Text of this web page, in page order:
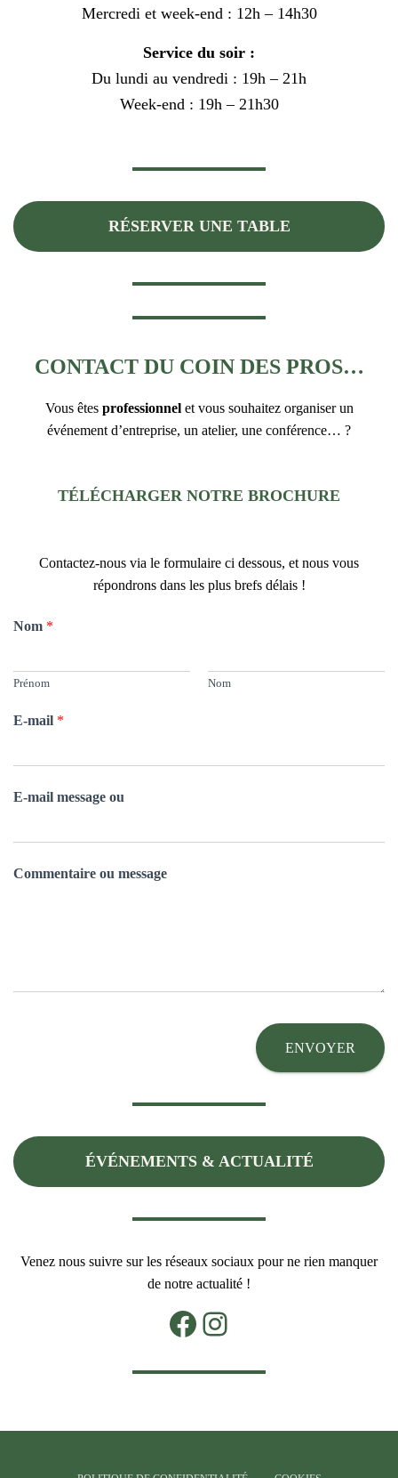
Mercredi et week-end : 12h – 14h30
Service du soir :
Du lundi au vendredi : 19h – 21h
Week-end : 19h – 21h30
RÉSERVER UNE TABLE
CONTACT DU COIN DES PROS…
Vous êtes professionnelet vous souhaitez organiser un
événement d’entreprise, un atelier, une conférence… ?
TÉLÉCHARGER NOTRE BROCHURE
Contactez-nous via le formulaire ci dessous, et nous vous
répondrons dans les plus brefs délais !
Nom *
Prénom Nom
E-mail *
E-mail message ou
Commentaire ou message
ENVOYER
ÉVÉNEMENTS & ACTUALITÉ
Venez nous suivre sur les réseaux sociaux pour ne rien manquer
de notre actualité !
Facebook
Instagram